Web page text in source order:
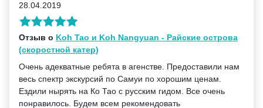
28.04.2019
Отзыв о Koh Tao и Koh Nangyuan - Райские острова
(скоростной катер)
Очень адекватные ребята в агенстве. Предоставили нам
весь спектр экскурсий по Самуи по хорошим ценам.
Ездили нырять на Ко Тао с русским гидом. Все очень
понравилось. Будем всем рекомендовать